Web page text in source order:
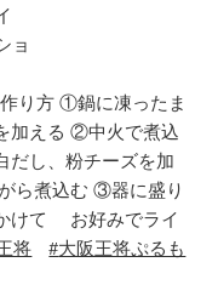
作り方 ①鍋に凍ったま
加える ②中火で煮込
だし、粉チーズを加
ら煮込む ③器に盛り
けて お好みでライ
将
大阪王将ぷるも